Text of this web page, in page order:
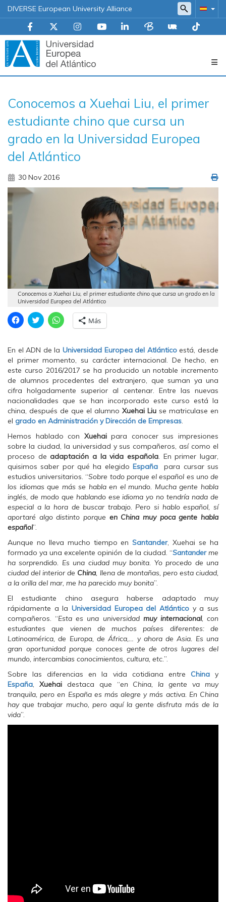
DIVERSE European University Alliance
principal
Conocemos a Xuehai Liu, el primer
estudiante chino que cursa un
grado en la Universidad Europea
del Atlántico
30 Nov 2016
Conocemos a Xuehai Liu, el primer estudiante chino que cursa un grado en la
Universidad Europea del Atlántico
H
a
i
c
p
a
r
a
c
o
m
p
a
r
i
r
e
n
F
a
c
e
b
o
k
(
S
e
b
e
e
n
u
n
a
v
e
n
a
n
n
u
e
v
)
H
a
c
p
a
r
a
c
o
m
p
a
r
i
r
e
n
T
w
i
t
e
(
S
e
r
e
n
u
n
a
v
e
n
t
n
a
n
u
e
v
a
H
a
c
p
a
r
a
c
o
m
p
a
r
i
e
n
W
h
a
s
A
p
p
(
S
b
e
e
u
n
a
n
t
a
n
a
n
u
e
v
)
Más
En el ADN de la Universidad Europea del Atlánticoestá, desde
el primer momento, su carácter internacional. De hecho, en
este curso 2016/2017 se ha producido un notable incremento
de alumnos procedentes del extranjero, que suman ya una
cifra holgadamente superior al centenar. Entre las nuevas
nacionalidades que se han incorporado este curso está la
china, después de que el alumno Xuehai Liu se matriculase en
el grado en Administración y Dirección de Empresas.
Hemos hablado con Xuehaipara conocer sus impresiones
sobre la ciudad, la universidad y sus compañeros, así como el
proceso deadaptación a la vida española. En primer lugar,
quisimos saber por qué ha elegido Españapara cursar sus
estudios universitarios. “Sobre todo porque el español es uno de
los idiomas que más se habla en el mundo. Mucha gente habla
inglés, de modo que hablando ese idioma yo no tendría nada de
especial a la hora de buscar trabajo. Pero si hablo español, sí
aportaré algo distinto porque en China muy poca gente habla
español”.
Aunque no lleva mucho tiempo enSantander, Xuehai se ha
formado ya una excelente opinión de la ciudad. “Santander me
ha sorprendido. Es una ciudad muy bonita. Yo procedo de una
ciudad del interior de China, llena de montañas, pero esta ciudad,
a la orilla del mar, me ha parecido muy bonita”.
El estudiante chino asegura haberse adaptado muy
rápidamente a la Universidad Europea del Atlántico y a sus
compañeros. “Esta es una universidad muy internacional, con
estudiantes que vienen de muchos países diferentes: de
Latinoamérica, de Europa, de África,… y ahora de Asia. Es una
gran oportunidad porque conoces gente de otros lugares del
mundo, intercambias conocimientos, cultura, etc.”.
Sobre las diferencias en la vida cotidiana entre Chinay
España, Xuehaidestaca que “en China, la gente va muy
tranquila, pero en España es más alegre y más activa. En China
hay que trabajar mucho, pero aquí la gente disfruta más de la
vida”.